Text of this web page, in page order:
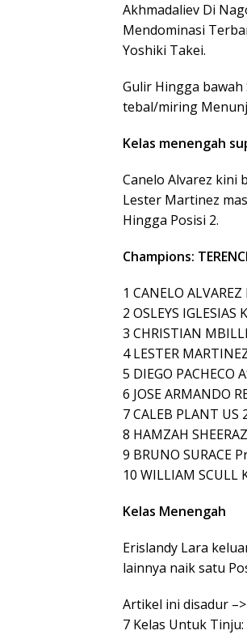
Akhmadaliev Di
Mendominasi
Yoshiki Takei.
Gulir Hingga
tebal/miring
Kelas menengah
Canelo Alvarez kini
Lester Martinez
Hingga Posisi 2.
Champions:
1 CANELO
2 OSLEYS
3 CHRISTIAN
4 LESTER
5 DIEGO PACHECO
6 JOSE ARMANDO
7 CALEB PLANT US
8 HAMZAH
9 BRUNO SURACE
10 WILLIAM SCULL
Kelas Menengah
Erislandy Lara
lainnya naik satu
Artikel ini disadur
7 Kelas Untuk